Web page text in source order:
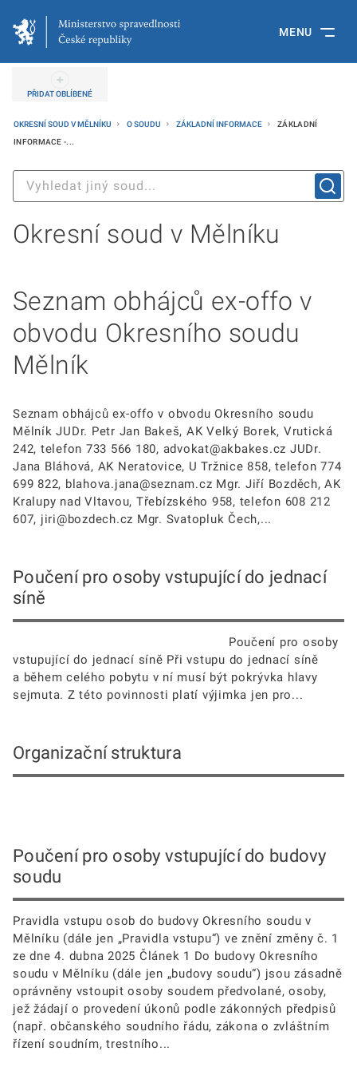
MENU
PŘIDAT OBLÍBENÉ
OKRESNÍ SOUD V MĚLNÍKU O SOUDU ZÁKLADNÍ INFORMACE
ZÁKLADNÍ
INFORMACE -...
Okresní soud v Mělníku
Seznam obhájců ex-offo v
obvodu Okresního soudu
Mělník
Seznam obhájců ex-offo v obvodu Okresního soudu
Mělník JUDr. Petr Jan Bakeš, AK Velký Borek, Vrutická
242, telefon 733 566 180, advokat@akbakes.cz JUDr.
Jana Bláhová, AK Neratovice, U Tržnice 858, telefon 774
699 822, blahova.jana@seznam.cz Mgr. Jiří Bozděch, AK
Kralupy nad Vltavou, Třebízského 958, telefon 608 212
607, jiri@bozdech.cz Mgr. Svatopluk Čech,...
Poučení pro osoby vstupující do jednací
síně
Poučení pro osoby
vstupující do jednací síně Při vstupu do jednací síně
a během celého pobytu v ní musí být pokrývka hlavy
sejmuta. Z této povinnosti platí výjimka jen pro...
Organizační struktura
Poučení pro osoby vstupující do budovy
soudu
Pravidla vstupu osob do budovy Okresního soudu v
Mělníku (dále jen „Pravidla vstupu“) ve znění změny č. 1
ze dne 4. dubna 2025 Článek 1 Do budovy Okresního
soudu v Mělníku (dále jen „budovy soudu“) jsou zásadně
oprávněny vstoupit osoby soudem předvolané, osoby,
jež žádají o provedení úkonů podle zákonných předpisů
(např. občanského soudního řádu, zákona o zvláštním
řízení soudním, trestního...